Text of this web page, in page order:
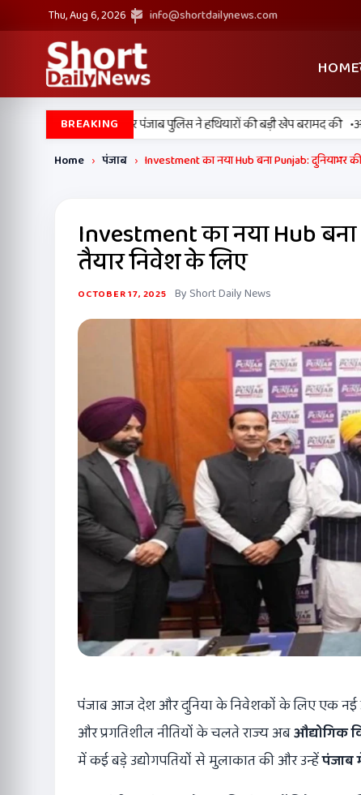
Thu, Aug 6, 2026 info@shortdailynews.com
HOME
BREAKING
बड़ी कामयाबी, BSF और पंजाब पुलिस ने हथियारों की बड़ी खेप बरामद की •अमन
Home › पंजाब › Investment का नया Hub बना Punjab: दुनियाभर
Investment का नया Hub
तैयार निवेश के लिए
OCTOBER 17, 2025 By Short Daily News
पंजाब आज देश और दुनिया के निवेशकों के लिए एक नई
और प्रगतिशील नीतियों के चलते राज्य अबऔद्योगिक
में कई बड़े उद्योगपतियों से मुलाकात की और उन्हेंपंजाब